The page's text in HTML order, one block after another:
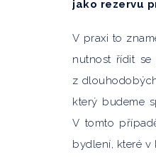
jako rezervu
V praxi to
nutnost řídit
z
který budeme
V tomto
bydlení, které v